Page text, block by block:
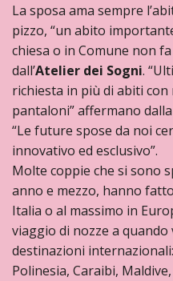
La sposa ama sempre
pizzo, “un abito
chiesa o in Comune non
dall’Atelier dei Sogni.
richiesta in più di abiti
pantaloni” affermano
“Le future spose da noi
innovativo ed esclusivo”.
Molte coppie che si sono
anno e mezzo, hanno
Italia o al massimo in
viaggio di nozze a
destinazioni
Polinesia, Caraibi,